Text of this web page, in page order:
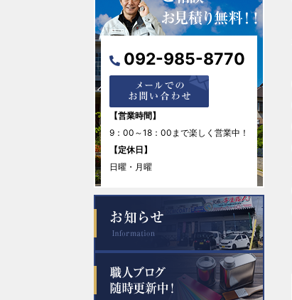
2026年3月
2026年1月
2025年12月
2025年11月
2025年9月
2025年8月
2025年7月
092-985-8770
【営業時間】
9：00～18：00まで楽しく営業中！
【定休日】
日曜・月曜